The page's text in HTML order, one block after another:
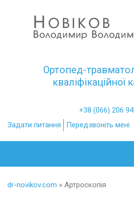
Ортопед-
кваліфікаційної
+38 (066) 206
Задати питання
Передзвоніть мені
dr-novikov.com » Артроскопія